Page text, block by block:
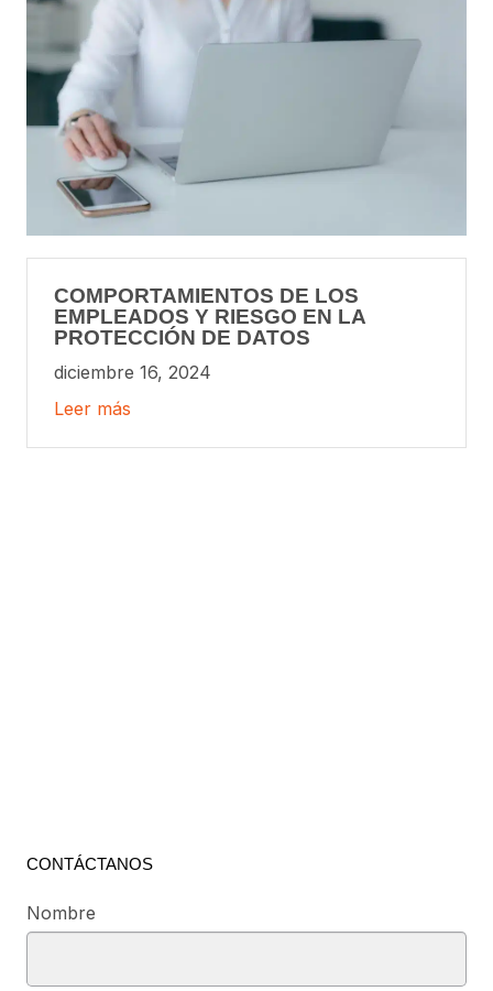
COMPORTAMIENTOS DE LOS
EMPLEADOS Y RIESGO EN LA
PROTECCIÓN DE DATOS
diciembre 16, 2024
Leer más
CONTÁCTANOS
Nombre